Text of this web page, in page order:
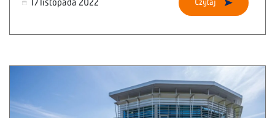
17 listopada 2022 Czytaj